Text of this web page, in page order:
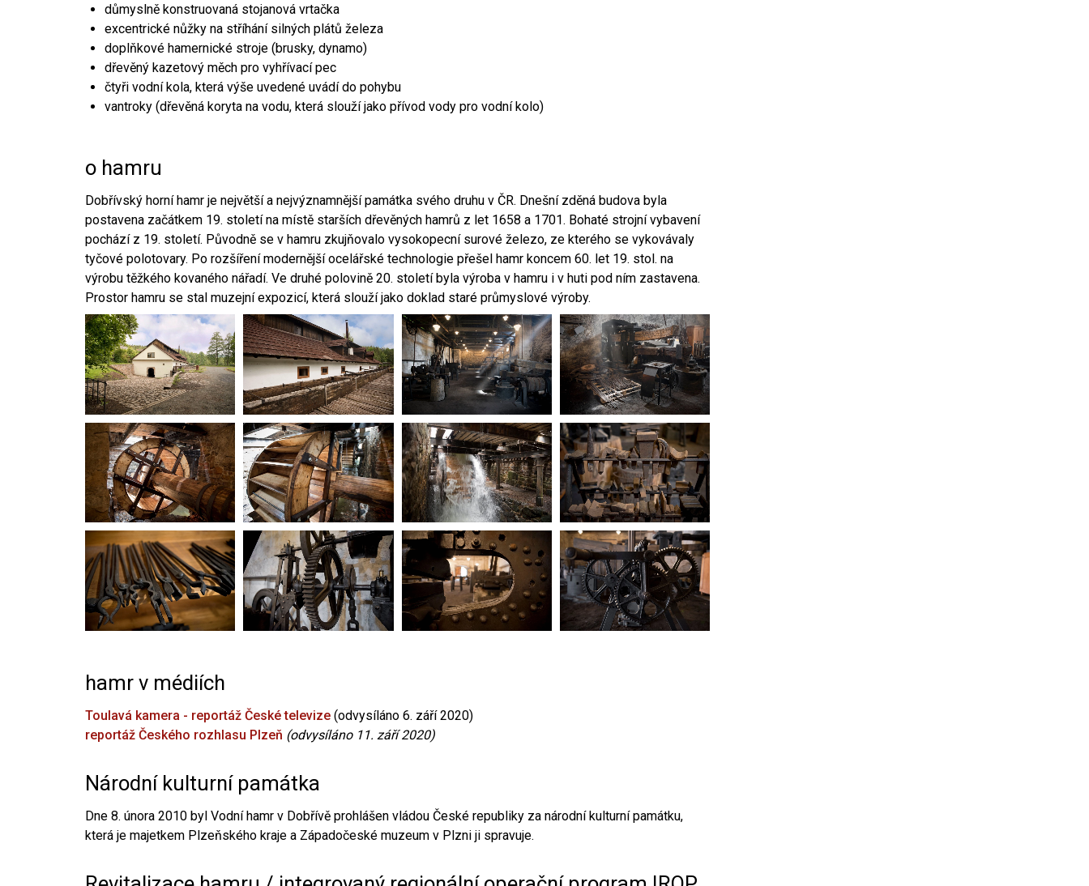
důmyslně konstruovaná stojanová vrtačka
excentrické nůžky na stříhání silných plátů železa
doplňkové hamernické stroje (brusky, dynamo)
dřevěný kazetový měch pro vyhřívací pec
čtyři vodní kola, která výše uvedené uvádí do pohybu
vantroky (dřevěná koryta na vodu, která slouží jako přívod vody pro vodní kolo)
o hamru
Dobřívský horní hamr je největší a nejvýznamnější památka svého druhu v ČR. Dnešní zděná budova byla
postavena začátkem 19. století na místě starších dřevěných hamrů z let 1658 a 1701. Bohaté strojní vybavení
pochází z 19. století. Původně se v hamru zkujňovalo vysokopecní surové železo, ze kterého se vykovávaly
tyčové polotovary. Po rozšíření modernější ocelářské technologie přešel hamr koncem 60. let 19. stol. na
výrobu těžkého kovaného nářadí. Ve druhé polovině 20. století byla výroba v hamru i v huti pod ním zastavena.
Prostor hamru se stal muzejní expozicí, která slouží jako doklad staré průmyslové výroby.
hamr v médiích
Toulavá kamera - reportáž České televize (odvysíláno 6. září 2020)
reportáž Českého rozhlasu Plzeň (odvysíláno 11. září 2020)
Národní kulturní památka
Dne 8. února 2010 byl Vodní hamr v Dobřívě prohlášen vládou České republiky za národní kulturní památku,
která je majetkem Plzeňského kraje a Západočeské muzeum v Plzni ji spravuje.